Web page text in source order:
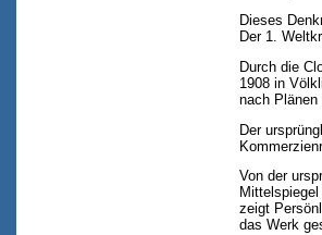
Dieses
Der 1.
Durch die
1908 in
nach
Der
Von der
zeigt
das Werk